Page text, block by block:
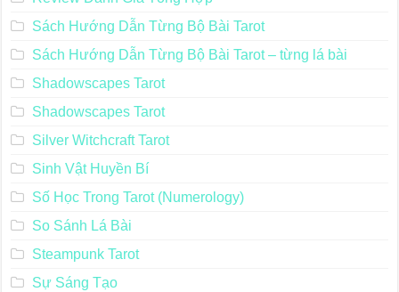
Sách Hướng Dẫn Từng Bộ Bài Tarot
Sách Hướng Dẫn Từng Bộ Bài Tarot – từng lá bài
Shadowscapes Tarot
Shadowscapes Tarot
Silver Witchcraft Tarot
Sinh Vật Huyền Bí
Số Học Trong Tarot (Numerology)
So Sánh Lá Bài
Steampunk Tarot
Sự Sáng Tạo